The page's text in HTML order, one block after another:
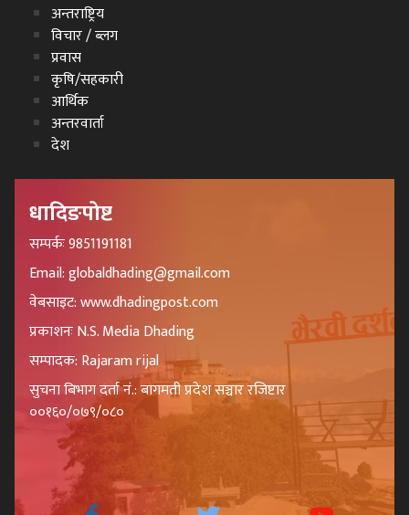
अन्तराष्ट्रिय
विचार / ब्लग
प्रवास
कृषि/सहकारी
आर्थिक
अन्तरवार्ता
देश
धादिङपोष्ट
सम्पर्कः 9851191181
Email: globaldhading@gmail.com
वेबसाइट: www.dhadingpost.com
प्रकाशनः N.S. Media Dhading
सम्पादक: Rajaram rijal
सुचना बिभाग दर्ता नं.: बागमती प्रदेश सञ्चार रजिष्टार
००१६०/०७९/०८०